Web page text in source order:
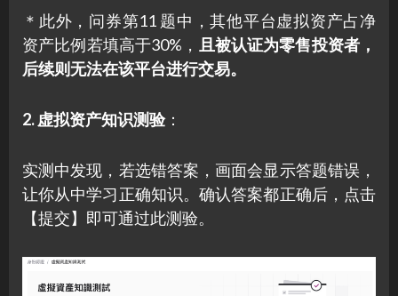
＊此外，问券第11 题中，其他平台虚拟资产占净
资产比例若填高于30%， 且被认证为零售投资者，
后续则无法在该平台进行交易。
2. 虚拟资产知识测验：
实测中发现，若选错答案，画面会显示答题错误，
让你从中学习正确知识。确认答案都正确后，点击
【提交】即可通过此测验。